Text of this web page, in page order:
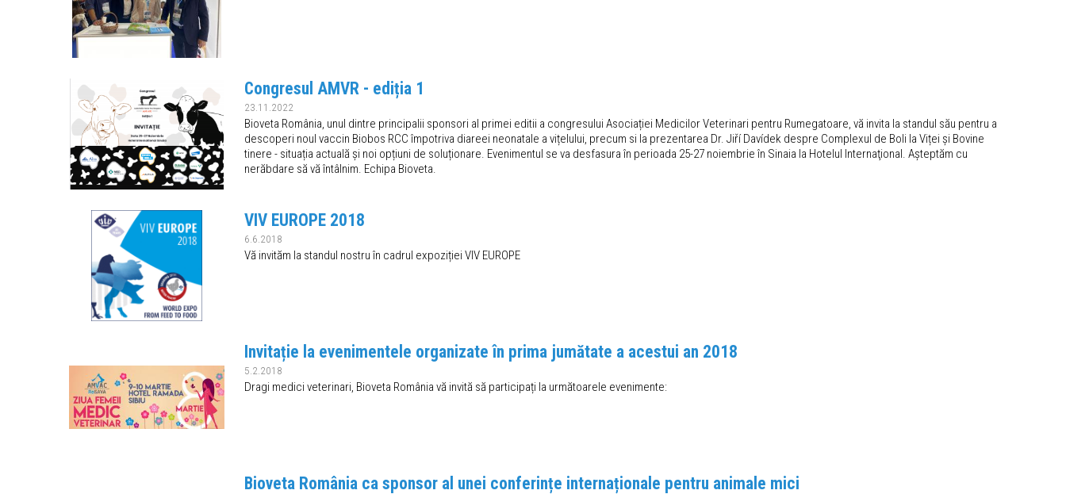
Congresul AMVR - ediția 1
23.11.2022
Bioveta România, unul dintre principalii sponsori al primei editii a congresului Asociației Medicilor Veterinari pentru Rumegatoare, vă invita la standul său pentru a
descoperi noul vaccin Biobos RCC împotriva diareei neonatale a vițelului, precum si la prezentarea Dr. Jiří Davídek despre Complexul de Boli la Viței și Bovine
tinere - situația actuală și noi opțiuni de soluționare. Evenimentul se va desfasura în perioada 25-27 noiembrie în Sinaia la Hotelul Internaţional. Așteptăm cu
nerăbdare să vă întâlnim. Echipa Bioveta.
VIV EUROPE 2018
6.6.2018
Vă invităm la standul nostru în cadrul expoziției VIV EUROPE
Invitație la evenimentele organizate în prima jumătate a acestui an 2018
5.2.2018
Dragi medici veterinari, Bioveta România vă invită să participați la următoarele evenimente:
Bioveta România ca sponsor al unei conferințe internaționale pentru animale mici